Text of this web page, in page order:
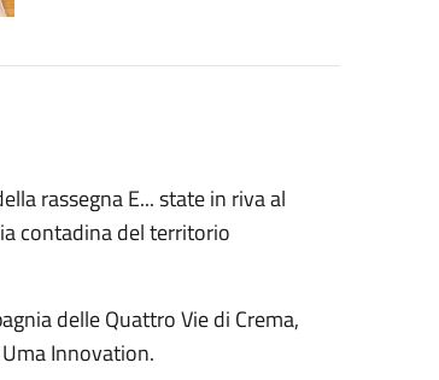
rassegna E... state in riva al
contadina del territorio
delle Quattro Vie di Crema,
Innovation.